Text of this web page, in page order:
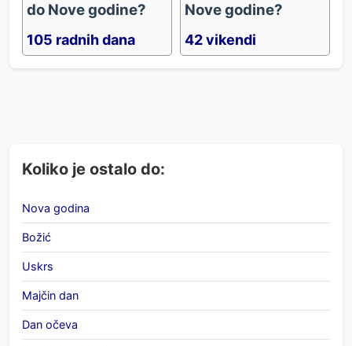
do Nove godine?
105 radnih dana
Nove godine?
42 vikendi
Koliko je ostalo do:
Nova godina
Božić
Uskrs
Majčin dan
Dan očeva